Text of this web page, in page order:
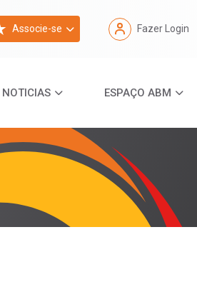
Associe-se Fazer Login
NOTICIAS ESPAÇO ABM